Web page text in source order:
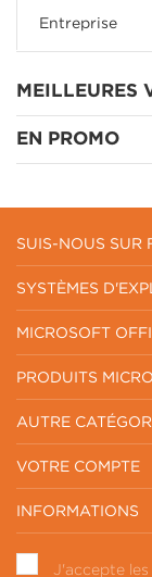
Entreprise
MEILLEURES
EN PROMO
SUIS-NOUS SUR
SYSTÈMES
MICROSOFT
PRODUITS
AUTRE
VOTRE COMPTE
INFORMATIONS
J'accepte